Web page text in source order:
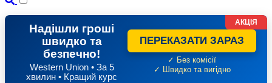
Надішли гроші
швидко та
безпечно!
Western Union • За 5
хвилин • Кращий курс
ПЕРЕКАЗАТИ ЗАРАЗ
✓ Без комісії
✓ Швидко та вигідно
АКЦІЯ